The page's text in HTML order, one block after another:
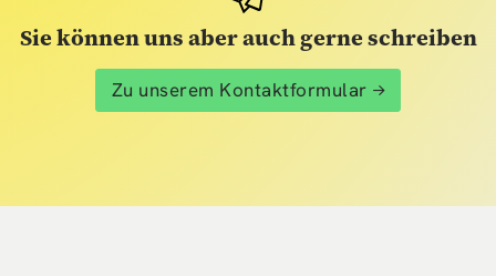
Sie können uns aber auch gerne schreiben
Zu unserem Kontaktformular